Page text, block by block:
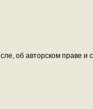
об авторском праве